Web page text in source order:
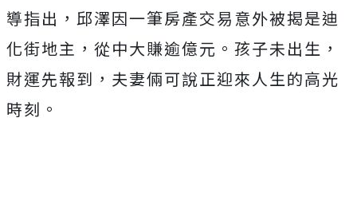
導指出，邱澤因一筆房產交易意外被揭是迪
化街地主，從中大賺逾億元。孩子未出生，
財運先報到，夫妻倆可說正迎來人生的高光
時刻。